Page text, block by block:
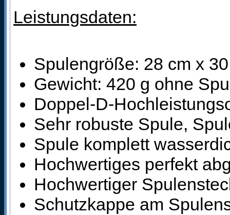
Leistungsdaten:
Spulengröße: 28 cm x
Gewicht: 420 g ohne
Doppel-D-
Sehr robuste Spule,
Spule komplett
Hochwertiges perfekt
Hochwertiger
Schutzkappe am